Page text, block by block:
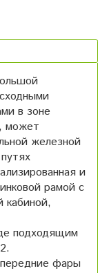
в зоне
может
железной
и
рамой с
кабиной,
подходящим
фары